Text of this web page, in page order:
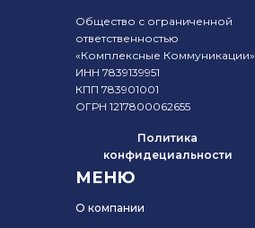
МЕНЮ
Общество с ограниченной
ответственностью
«Комплексные Коммуникации»
ИНН 7839139951
КПП 783901001
ОГРН 1217800062655
О компании
Политика
конфидециальности